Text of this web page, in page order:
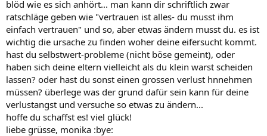
blöd wie es sich anhört... man kann dir schriftlich zwar
ratschläge geben wie "vertrauen ist alles- du musst ihm
einfach vertrauen" und so, aber etwas ändern musst du. es ist
wichtig die ursache zu finden woher deine eifersucht kommt.
hast du selbstwert-probleme (nicht böse gemeint), oder
haben sich deine eltern vielleicht als du klein warst scheiden
lassen? oder hast du sonst einen grossen verlust hnnehmen
müssen? überlege was der grund dafür sein kann für deine
verlustangst und versuche so etwas zu ändern...
hoffe du schaffst es! viel glück!
liebe grüsse, monika :bye: